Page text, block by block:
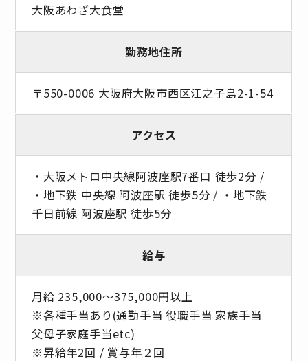
大阪あわざ大食堂
勤務地住所
〒550-0006 大阪府大阪市西区江之子島2-1-54
アクセス
・大阪メトロ中央線阿波座駅7番口 徒歩2分 /
・地下鉄 中央線 阿波座駅 徒歩5分 / ・地下鉄
千日前線 阿波座駅 徒歩5分
給与
月給 235,000～375,000円以上
※各種手当あり(通勤手当 役職手当 家族手当
父母子家庭手当etc)
※昇給年2回 / 賞与年２回